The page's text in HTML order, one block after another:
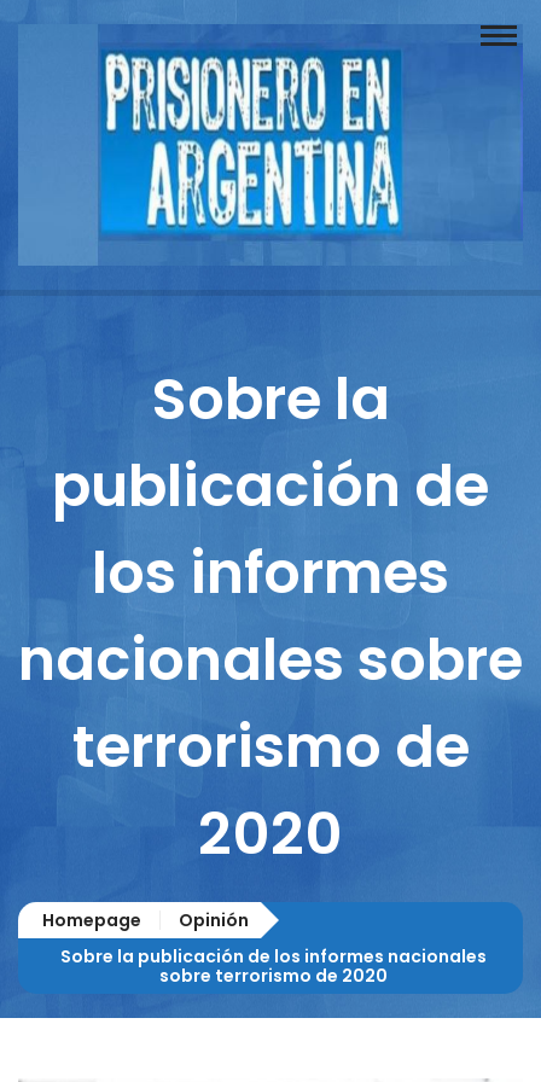
Buscador
Documentos
Columnistas
Contacto
Sobre la
publicación de
los informes
nacionales sobre
terrorismo de
2020
Homepage
Opinión
Sobre la publicación de los informes nacionales
sobre terrorismo de 2020